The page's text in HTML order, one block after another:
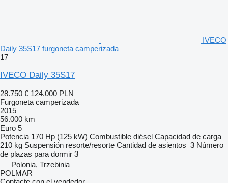
IVECO
Daily 35S17 furgoneta camperizada
17
IVECO Daily 35S17
28.750 € 124.000 PLN
Furgoneta camperizada
2015
56.000 km
Euro 5
Potencia 170 Hp (125 kW) Combustible diésel Capacidad de carga
210 kg Suspensión resorte/resorte Cantidad de asientos 3 Número
de plazas para dormir 3
Polonia, Trzebinia
POLMAR